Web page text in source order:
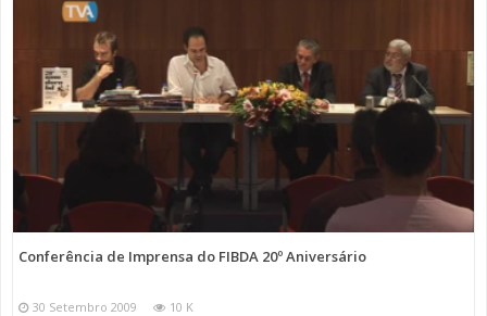
Conferência de Imprensa do FIBDA 20º Aniversário
30 Setembro 2009 10 K